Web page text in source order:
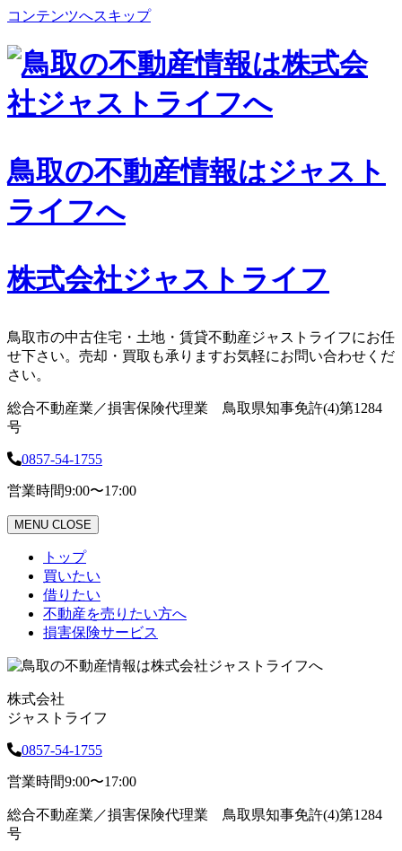
コンテンツへスキップ
鳥取の不動産情報はジャスト
ライフへ
株式会社ジャストライフ
鳥取市の中古住宅・土地・賃貸不動産ジャストライフにお任
せ下さい。売却・買取も承りますお気軽にお問い合わせくだ
さい。
総合不動産業／損害保険代理業 鳥取県知事免許(4)第1284
号
0857-54-1755
営業時間9:00〜17:00
MENU CLOSE
トップ
買いたい
借りたい
不動産を売りたい方へ
損害保険サービス
株式会社
ジャストライフ
0857-54-1755
営業時間9:00〜17:00
総合不動産業／損害保険代理業 鳥取県知事免許(4)第1284
号